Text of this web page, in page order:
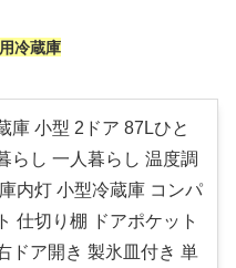
冷蔵庫
庫 小型 2ドア 87Lひと
らし 一人暮らし 温度調
内灯 小型冷蔵庫 コンパ
仕切り棚 ドアポケット
ドア開き 製氷皿付き 単